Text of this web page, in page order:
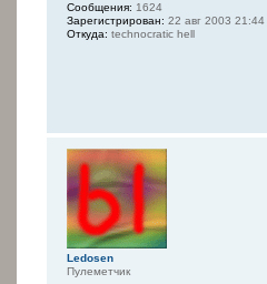
Сообщения: 1624
Зарегистрирован: 22 авг 2003 21:44
Откуда: technocratic hell
Ledosen
Пулеметчик